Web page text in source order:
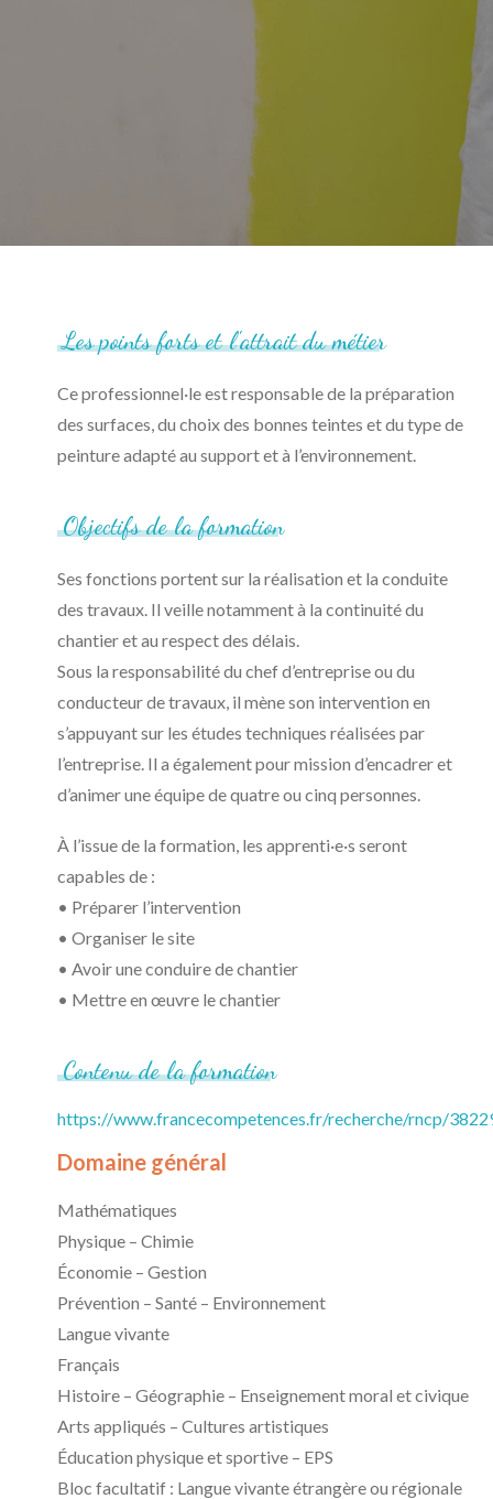
Les points forts et l'attrait du métier
Ce professionnel·le est responsable de la préparation
des surfaces, du choix des bonnes teintes et du type de
peinture adapté au support et à l’environnement.
Objectifs de la formation
Ses fonctions portent sur la réalisation et la conduite
des travaux. Il veille notamment à la continuité du
chantier et au respect des délais.
Sous la responsabilité du chef d’entreprise ou du
conducteur de travaux, il mène son intervention en
s’appuyant sur les études techniques réalisées par
l’entreprise. Il a également pour mission d’encadrer et
d’animer une équipe de quatre ou cinq personnes.
À l’issue de la formation, les apprenti·e·s seront
capables de :
• Préparer l’intervention
• Organiser le site
• Avoir une conduire de chantier
• Mettre en œuvre le chantier
Contenu de la formation
https://www.francecompetences.fr/recherche/rncp/
Domaine général
Mathématiques
Physique – Chimie
Économie – Gestion
Prévention – Santé – Environnement
Langue vivante
Français
Histoire – Géographie – Enseignement moral et civique
Arts appliqués – Cultures artistiques
Éducation physique et sportive – EPS
Bloc facultatif : Langue vivante étrangère ou régionale